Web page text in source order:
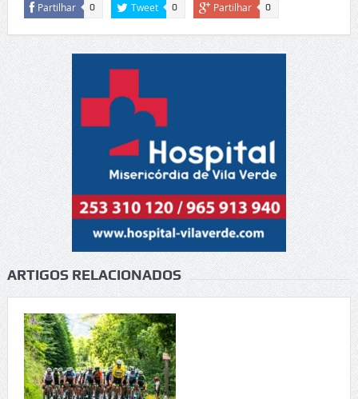
Partilhar 0 Tweet 0 Partilhar 0
ARTIGOS RELACIONADOS